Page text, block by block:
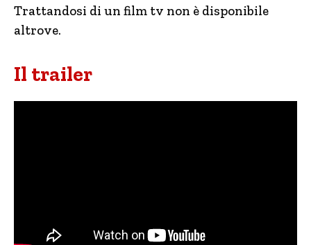
Trattandosi di un film tv non è disponibile
altrove.
Il trailer